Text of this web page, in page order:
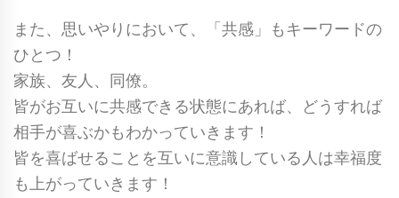
また、思いやりにおいて、「共感」もキーワードの
ひとつ！
家族、友人、同僚。
皆がお互いに共感できる状態にあれば、どうすれば
相手が喜ぶかもわかっていきます！
皆を喜ばせることを互いに意識している人は幸福度
も上がっていきます！